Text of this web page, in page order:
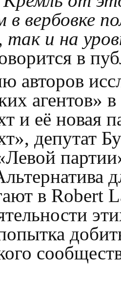
вербовке
так и на
в
авторов
агентов»
и её новая
депутат
в Robert